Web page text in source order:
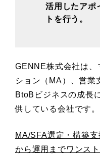
活用したアポ
トを行う。
GENNE株式会社は、
ション（MA）、営業
BtoBビジネスの成長
供している会社です。
MA/SFA選定・構築
から運用までワンス